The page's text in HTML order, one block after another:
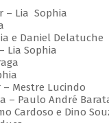
– Lia Sophia
e Daniel Delatuche
Lia Sophia
– Mestre Lucindo
– Paulo André
Cardoso e Dino